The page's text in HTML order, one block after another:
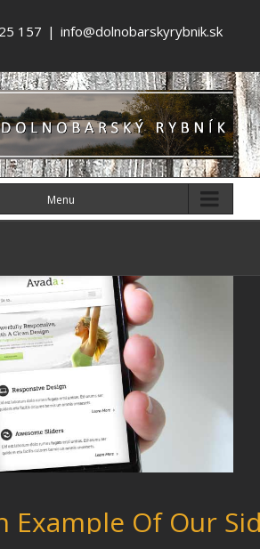
157 | info@dolnobarskyrybnik.sk
Menu
Example Of Our